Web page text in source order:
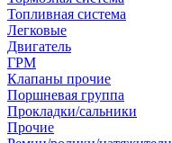
Топливная система
Легковые
Двигатель
ГРМ
Клапаны прочие
Поршневая группа
Прокладки/сальники
Прочие